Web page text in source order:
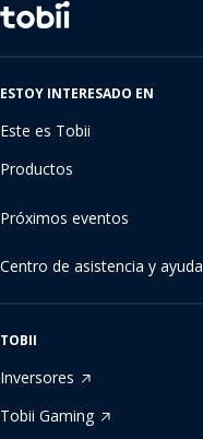
Cambiar
de
idioma
ESTOY INTERESADO EN
Este es Tobii
Productos
Próximos eventos
Centro de asistencia y ayuda
TOBII
Inversores
Tobii Gaming